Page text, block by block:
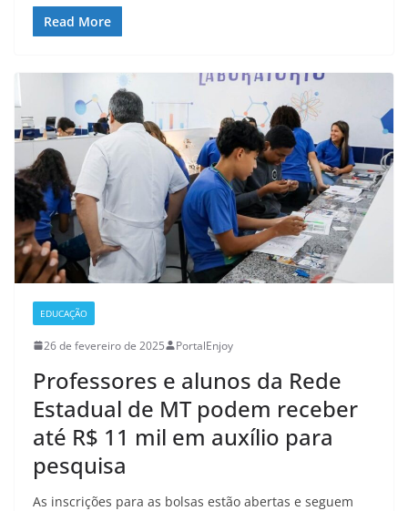
Read More
EDUCAÇÃO
26 de fevereiro de 2025 PortalEnjoy
Professores e alunos da Rede
Estadual de MT podem receber
até R$ 11 mil em auxílio para
pesquisa
As inscrições para as bolsas estão abertas e seguem